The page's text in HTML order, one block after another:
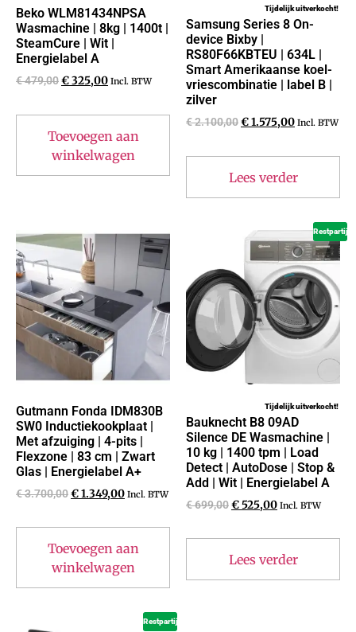
Beko WLM81434NPSA
Wasmachine | 8kg | 1400t |
SteamCure | Wit |
Energielabel A
€479,00€325,00 Incl. BTW
Toevoegen aan
winkelwagen
Tijdelijk uitverkocht!
Samsung Series 8 On-
device Bixby |
RS80F66KBTEU | 634L |
Smart Amerikaanse koel-
vriescombinatie | label B |
zilver
€2.100,00€1.575,00 Incl. BTW
Lees verder
Gutmann Fonda IDM830B
SW0 Inductiekookplaat |
Met afzuiging | 4-pits |
Flexzone | 83 cm | Zwart
Glas | Energielabel A+
€3.700,00€1.349,00 Incl. BTW
Toevoegen aan
winkelwagen
Restpartij
Tijdelijk uitverkocht!
Bauknecht B8 09AD
Silence DE Wasmachine |
10 kg | 1400 tpm | Load
Detect | AutoDose | Stop &
Add | Wit | Energielabel A
€699,00€525,00 Incl. BTW
Lees verder
Restpartij